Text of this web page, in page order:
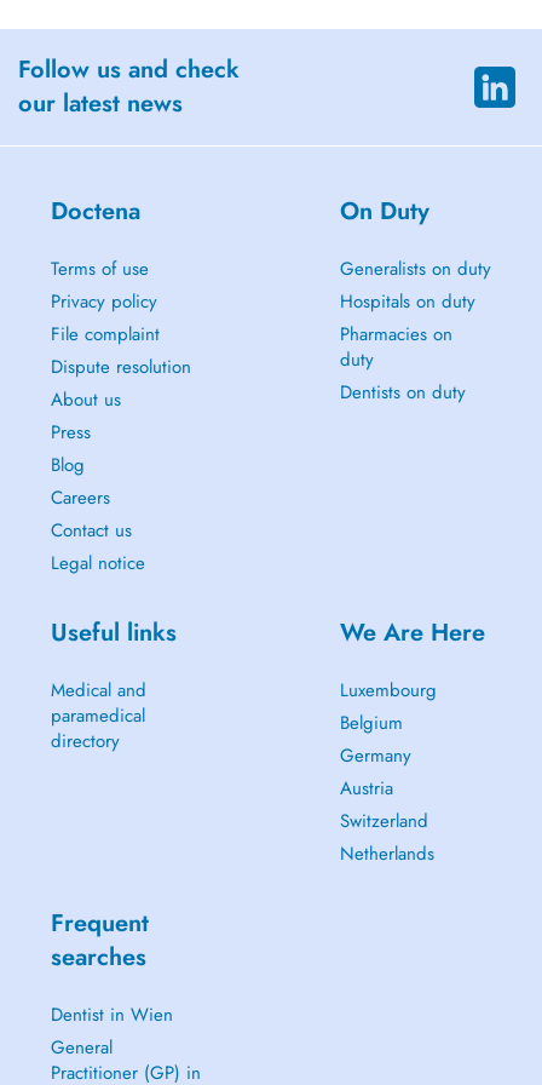
Follow us and check
our latest news
Doctena
Terms of use
Privacy policy
File complaint
Dispute resolution
About us
Press
Blog
Careers
Contact us
Legal notice
On Duty
Generalists on duty
Hospitals on duty
Pharmacies on
duty
Dentists on duty
Useful links
Medical and
paramedical
directory
We Are Here
Luxembourg
Belgium
Germany
Austria
Switzerland
Netherlands
Frequent
searches
Dentist in Wien
General
Practitioner (GP) in